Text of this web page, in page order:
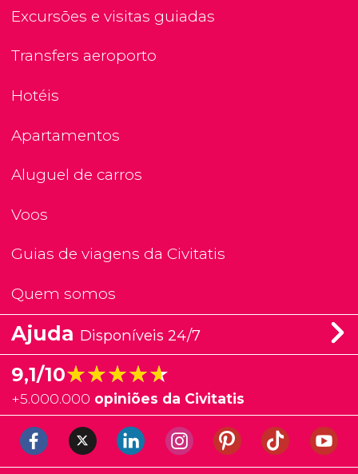
Excursões e visitas guiadas
Transfers aeroporto
Hotéis
Apartamentos
Aluguel de carros
Voos
Guias de viagens da Civitatis
Quem somos
Ajuda Disponíveis 24/7
9,1/10★★★★★
★★★★★
+5.000.000 opiniões da Civitatis